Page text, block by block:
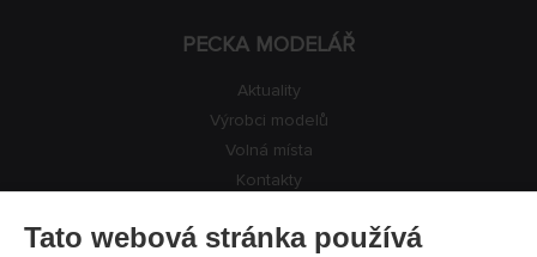
PECKA MODELÁŘ
Aktuality
Výrobci modelů
Volná místa
Kontakty
Ochrana soukromí
Tato webová stránka používá